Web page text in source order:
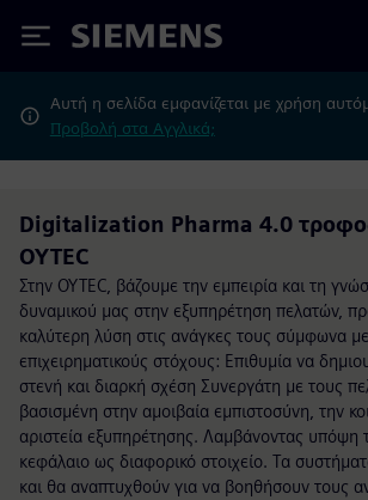
Siemens
Αυτή η σελίδα εμφανίζεται με χρήση
Προβολή στα Αγγλικά;
Digitalization Pharma 4.0
OYTEC
Στην OYTEC, βάζουμε την εμπειρία και τη
δυναμικού μας στην εξυπηρέτηση πελατών,
καλύτερη λύση στις ανάγκες τους σύμφωνα
επιχειρηματικούς στόχους: Επιθυμία να
στενή και διαρκή σχέση Συνεργάτη με τους
βασισμένη στην αμοιβαία εμπιστοσύνη, την
αριστεία εξυπηρέτησης. Λαμβάνοντας υπόψη
κεφάλαιο ως διαφορικό στοιχείο. Τα
και θα αναπτυχθούν για να βοηθήσουν τους